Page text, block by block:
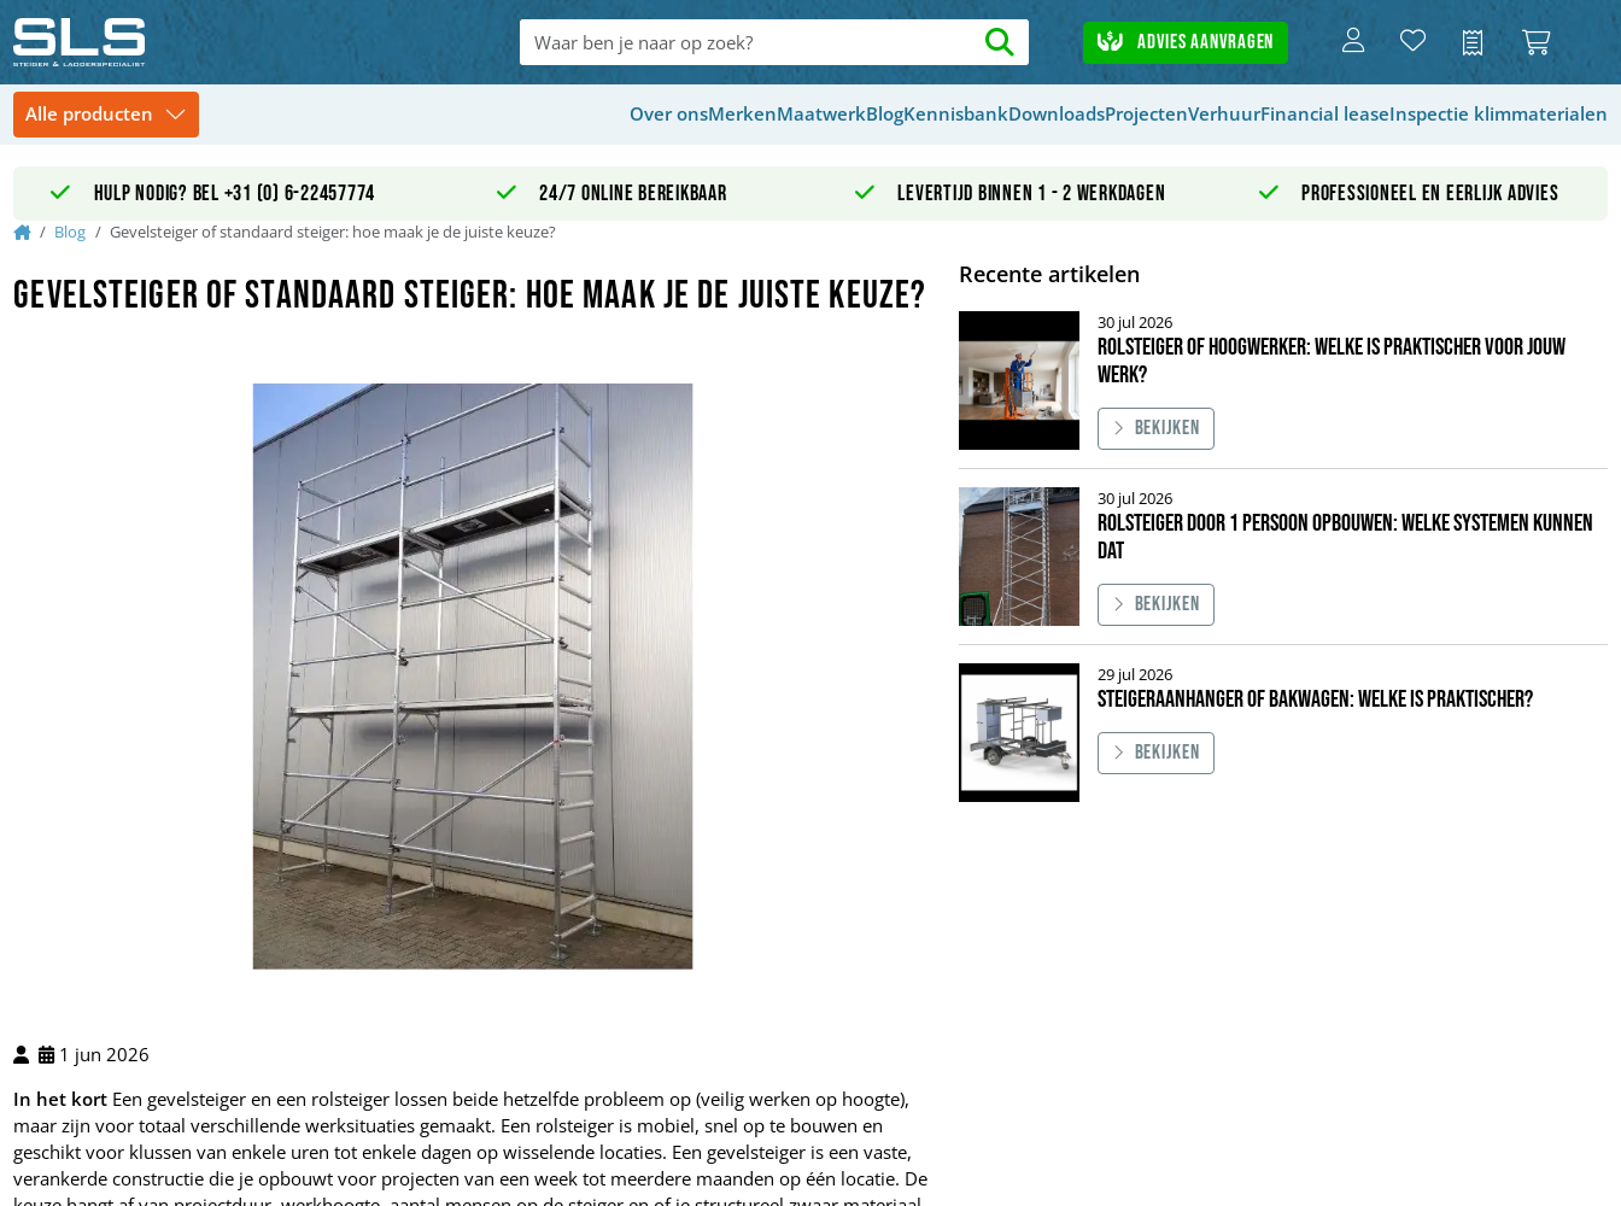
Offerte
Advies aanvragen
Over onsMerkenMaatwerkBlogKennisbankDownloadsProjectenVerhuurFinancial leaseInspectie klimmaterialen
Hulp nodig? Bel +31 (0) 6-22457774 24/7 online bereikbaar Levertijd binnen 1 - 2 werkdagen Professioneel en eerlijk advies
Home
Blog Gevelsteiger of standaard steiger: hoe maak je de juiste keuze?
Gevelsteiger of standaard steiger: hoe maak je de juiste keuze?
1 jun 2026
In het kort Een gevelsteiger en een rolsteiger lossen beide hetzelfde probleem op (veilig werken op hoogte),
maar zijn voor totaal verschillende werksituaties gemaakt. Een rolsteiger is mobiel, snel op te bouwen en
geschikt voor klussen van enkele uren tot enkele dagen op wisselende locaties. Een gevelsteiger is een vaste,
verankerde constructie die je opbouwt voor projecten van een week tot meerdere maanden op één locatie. De
Recente artikelen
30 jul 2026
Rolsteiger of hoogwerker: welke is praktischer voor jouw
werk?
Bekijken
30 jul 2026
Rolsteiger door 1 persoon opbouwen: welke systemen kunnen
dat
Bekijken
29 jul 2026
Steigeraanhanger of bakwagen: welke is praktischer?
Bekijken